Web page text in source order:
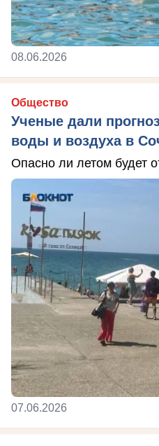
08.06.2026
Общество
Ученые дали
воды и воздуха в
Опасно ли летом будет
07.06.2026